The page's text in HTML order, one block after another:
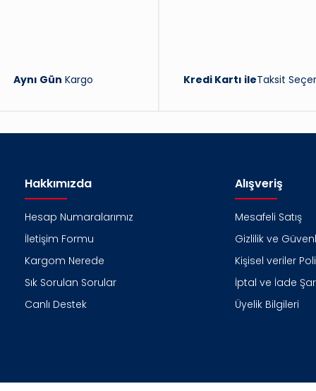
Aynı Gün Kargo Kredi Kartı ileTaksit
Hakkımızda
Hesap Numaralarımız
İletişim Formu
Kargom Nerede
Sık Sorulan Sorular
Canlı Destek
Alışveriş
Mesafeli Satış
Gizlilik ve
Kişisel veriler
İptal ve İade
Üyelik Bilgileri